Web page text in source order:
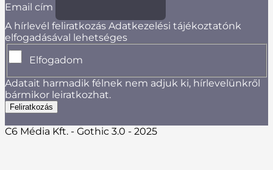
Email cím
A hírlevél feliratkozás Adatkezelési tájékoztatónk
elfogadásával lehetséges
Elfogadom
Adatait harmadik félnek nem adjuk ki, hírlevelünkről
bármikor leiratkozhat.
C6 Média Kft. - Gothic 3.0 - 2025